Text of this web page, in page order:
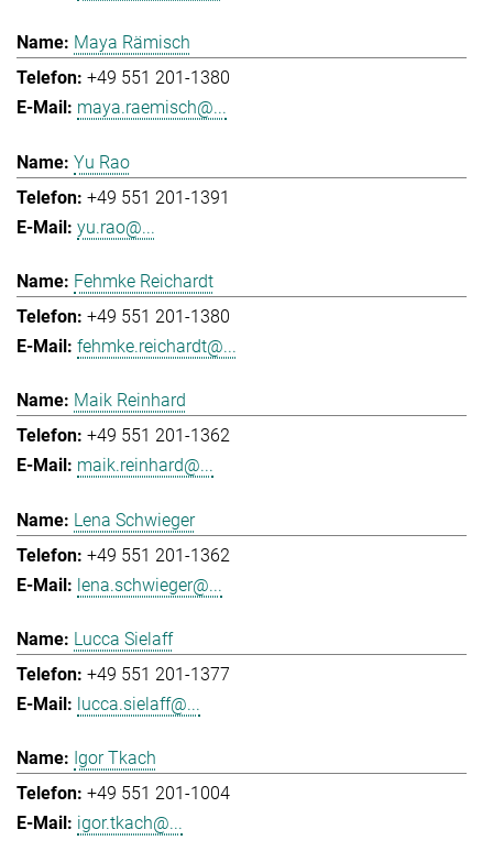
Maya Rämisch
+49 551 201-1380
maya.raemisch@...
Yu Rao
+49 551 201-1391
yu.rao@...
Fehmke Reichardt
+49 551 201-1380
fehmke.reichardt@...
Maik Reinhard
+49 551 201-1362
maik.reinhard@...
Lena Schwieger
+49 551 201-1362
lena.schwieger@...
Lucca Sielaff
+49 551 201-1377
lucca.sielaff@...
Igor Tkach
+49 551 201-1004
igor.tkach@...